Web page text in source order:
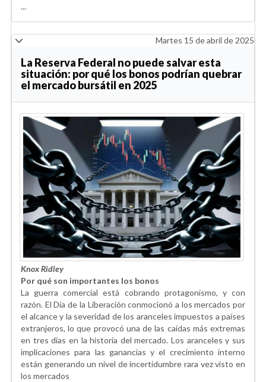
...
Martes 15 de abril de 2025
La Reserva Federal no puede salvar esta
situación: por qué los bonos podrían quebrar
el mercado bursátil en 2025
Knox Ridley
Por qué son importantes los bonos
La guerra comercial está cobrando protagonismo, y con
razón. El Día de la Liberación conmocionó a los mercados por
el alcance y la severidad de los aranceles impuestos a países
extranjeros, lo que provocó una de las caídas más extremas
en tres días en la historia del mercado. Los aranceles y sus
implicaciones para las ganancias y el crecimiento interno
están generando un nivel de incertidumbre rara vez visto en
los mercados